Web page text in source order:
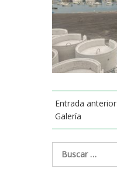
Entrada anterior
Galería